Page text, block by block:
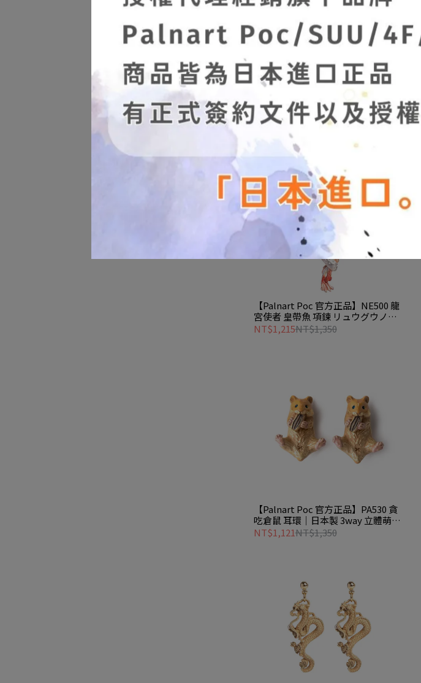
【Palnart Poc 官方正品】NE464 下
午茶火箭 項鍊｜日本製 職人手工著色
童話星際 Afternoon Rocket
NT$1,146 NT$1,380
【Palnart Poc 官方正品】NE500 龍
宮使者 皇帶魚 項鍊 リュウグウノツ
カイ Oarfish
NT$1,215NT$1,350
【Palnart Poc 官方正品】PA530 貪
吃倉鼠 耳環｜日本製 3way 立體萌寵
Hungry Hamster
NT$1,121NT$1,350